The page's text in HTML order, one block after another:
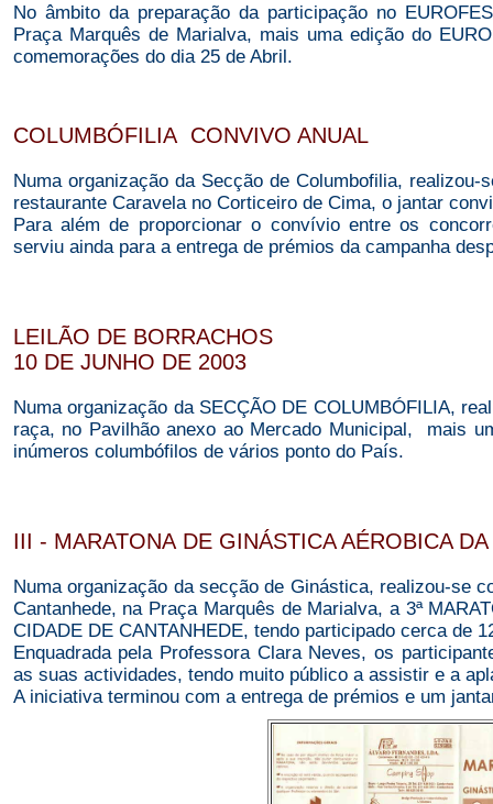
No âmbito da preparação da participação no
Praça Marquês de Marialva, mais uma edição do
comemorações do dia 25 de Abril.
COLUMBÓFILIA CONVIVO ANUAL
Numa organização da Secção de Columbofilia,
restaurante Caravela no Corticeiro de Cima, o jantar
Para além de proporcionar o convívio entre os
serviu ainda para a entrega de prémios da campanha
LEILÃO DE BORRACHOS
10 DE JUNHO DE 2003
Numa organização da SECÇÃO DE COLUMBÓFILIA,
raça, no Pavilhão anexo ao Mercado Municipal, mais
inúmeros columbófilos de vários ponto do País.
III - MARATONA DE GINÁSTICA AÉROBICA DA
Numa organização da secção de Ginástica, realizou-se
Cantanhede, na Praça Marquês de Marialva, a 3ª
CIDADE DE CANTANHEDE, tendo participado cerca de
Enquadrada pela Professora Clara Neves, os
as suas actividades, tendo muito público a assistir e a
A iniciativa terminou com a entrega de prémios e um